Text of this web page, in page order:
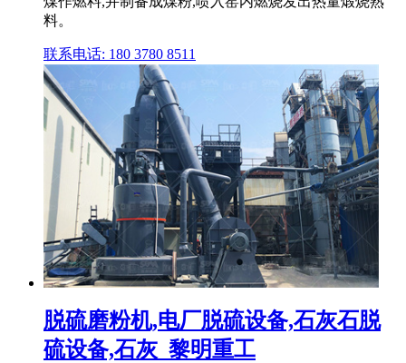
料。
联系电话: 180 3780 8511
脱硫磨粉机,电厂脱硫设备,石灰石脱
硫设备,石灰_黎明重工